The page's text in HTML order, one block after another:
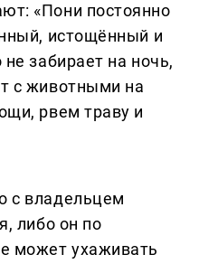
«Пони постоянно
истощённый и
забирает на ночь,
с животными на
рвем траву и
с владельцем
либо он по
может ухаживать